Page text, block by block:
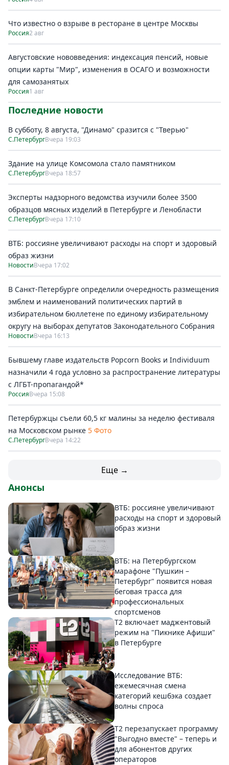
Что известно о взрыве в ресторане в центре Москвы
Россия2 авг
Августовские нововведения: индексация пенсий, новые
опции карты "Мир", изменения в ОСАГО и возможности
для самозанятых
Россия1 авг
Последние новости
В субботу, 8 августа, "Динамо" сразится с "Тверью"
С.ПетербургВчера 19:03
Здание на улице Комсомола стало памятником
С.ПетербургВчера 18:57
Эксперты надзорного ведомства изучили более 3500
образцов мясных изделий в Петербурге и Ленобласти
С.ПетербургВчера 17:10
ВТБ: россияне увеличивают расходы на спорт и здоровый
образ жизни
НовостиВчера 17:02
В Санкт-Петербурге определили очередность размещения
эмблем и наименований политических партий в
избирательном бюллетене по единому избирательному
округу на выборах депутатов Законодательного Собрания
НовостиВчера 16:13
Бывшему главе издательств Popcorn Books и Individuum
назначили 4 года условно за распространение литературы
с ЛГБТ-пропагандой*
РоссияВчера 15:08
Петербуржцы съели 60,5 кг малины за неделю фестиваля
на Московском рынке 5 Фото
С.ПетербургВчера 14:22
Еще →
Анонсы
ВТБ: россияне увеличивают
расходы на спорт и здоровый
образ жизни
ВТБ: на Петербургском
марафоне "Пушкин –
Петербург" появится новая
беговая трасса для
профессиональных
спортсменов
Т2 включает маджентовый
режим на "Пикнике Афиши"
в Петербурге
Исследование ВТБ:
ежемесячная смена
категорий кешбэка создает
волны спроса
Т2 перезапускает программу
"Выгодно вместе" – теперь и
для абонентов других
операторов